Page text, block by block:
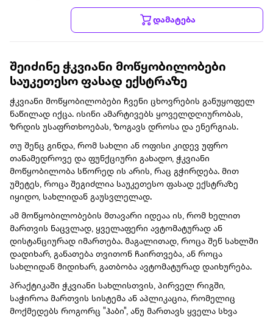
დამატება
შეიძინე ჭკვიანი მოწყობილობები
საუკეთესო ფასად ექსტრაზე
ჭკვიანი მოწყობილობები ჩვენი ცხოვრების განუყოფელ
ნაწილად იქცა. ისინი ამარტივებს ყოველდღიურობას,
ზრდის უსაფრთხოებას, ზოგავს დროსა და ენერგიას.
თუ შენც გინდა, რომ სახლი ან ოფისი კიდევ უფრო
თანამედროვე და ფუნქციური გახადო, ჭკვიანი
მოწყობილობა სწორედ ის არის, რაც გჭირდება. მით
უმეტეს, როცა შეგიძლია საუკეთესო ფასად ექსტრაზე
იყიდო, სახლიდან გაუსვლელად.
ამ მოწყობილობების მთავარი იდეაა ის, რომ ხელით
მართვის ნაცვლად, ყველაფერი ავტომატურად ან
დისტანციურად იმართება. მაგალითად, როცა შენ სახლში
დადიხარ, განათება თვითონ ჩაირთვება, ან როცა
სახლიდან მიდიხარ, გათბობა ავტომატურად დაიხურება.
პრაქტიკაში ჭკვიანი სახლისთვის, პირველ რიგში,
საჭიროა მართვის სისტემა ან აპლიკაცია, რომელიც
მოქმედებს როგორც "ჰაბი", ანუ მართავს ყველა სხვა